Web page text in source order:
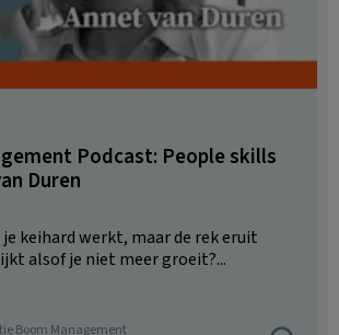
Podcast: People skills
Duren
keihard werkt, maar de rek eruit
alsof je niet meer groeit?...
Boom Management